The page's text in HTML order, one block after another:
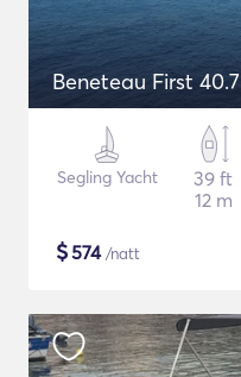
Beneteau First 40.7
Segling Yacht
39 ft
12 m
$574/natt